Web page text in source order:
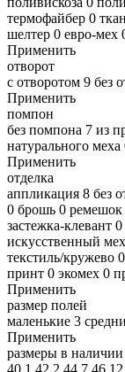
термофайбер 0
шелтер 0 евро-мех
Применить
отворот
с отворотом 9 без
Применить
помпон
без помпона 7 из
натурального меха
Применить
отделка
аппликация 8 без
0 брошь 0 ремешок
застежка-клевант 0
искусственный мех
текстиль/кружево 0
принт 0 экомех 0
Применить
размер полей
маленькие 3
Применить
размеры в наличии
40 1 42 2 44 7 46 12